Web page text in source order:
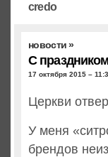
credo
новости»
С
17 октября 2015 –
Церкви
У меня
брендов